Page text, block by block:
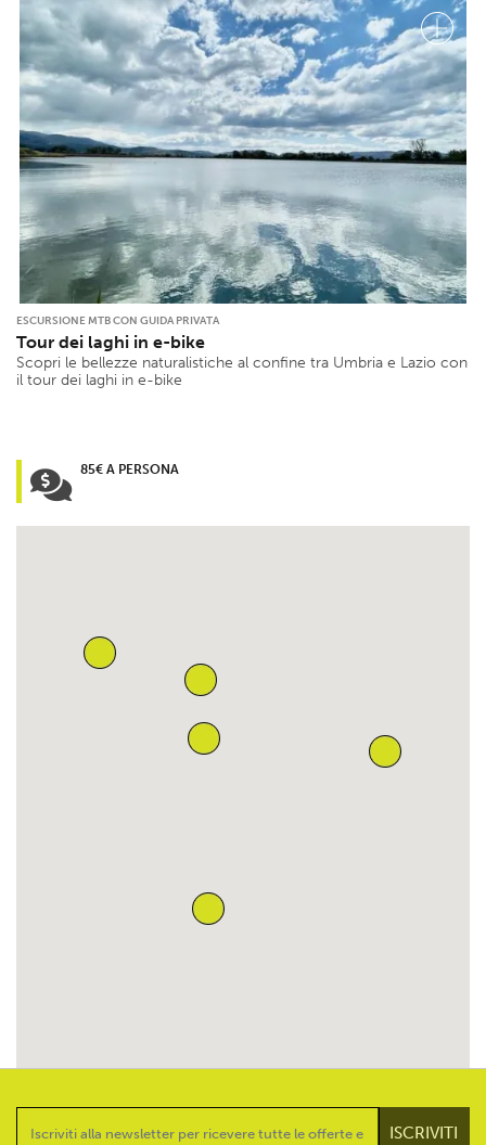
ESCURSIONE MTB CON GUIDA PRIVATA
Tour dei laghi in e-bike
Scopri le bellezze naturalistiche al confine tra Umbria e Lazio con
il tour dei laghi in e-bike
85€ A PERSONA